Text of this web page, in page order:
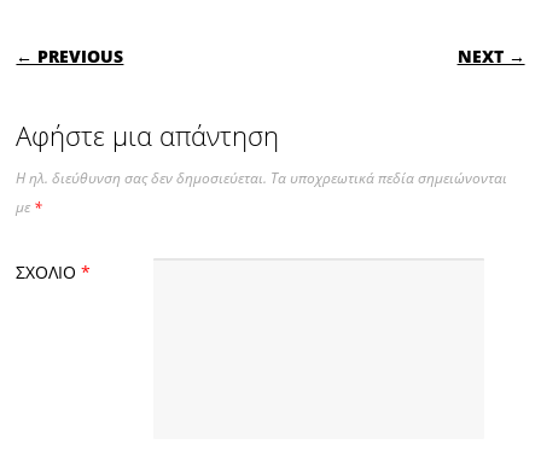
POST NAVIGATION
← PREVIOUS NEXT →
Αφήστε μια απάντηση
Η ηλ. διεύθυνση σας δεν δημοσιεύεται. Τα υποχρεωτικά πεδία σημειώνονται
με *
ΣΧΌΛΙΟ*